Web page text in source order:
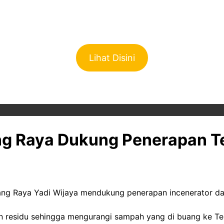
Lihat Disini
Raya Dukung Penerapan
Raya Yadi Wijaya mendukung penerapan incenerator
sehingga mengurangi sampah yang di buang ke